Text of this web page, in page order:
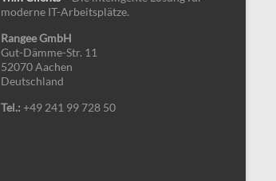
moderne IT-Arbeitsplätze.
Rangee GmbH
Gut-Dämme-Str. 11
52070 Aachen
Deutschland
Tel.: +49 241 99 728 50